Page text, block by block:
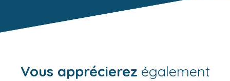
Vous apprécierez également